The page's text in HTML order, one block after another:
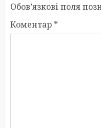
Обов’язкові поля
Коментар *